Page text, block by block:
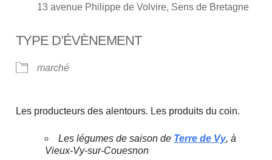
13 avenue Philippe de Volvire, Sens de Bretagne
TYPE D’ÉVÈNEMENT
marché
Les producteurs des alentours. Les produits du coin.
Les légumes de saison de Terre de Vy, à
Vieux-Vy-sur-Couesnon